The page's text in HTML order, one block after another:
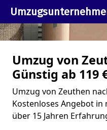
Umzug von
Günstig ab 119
Umzug von Zeuthen
Kostenloses Angebot
über 15 Jahren